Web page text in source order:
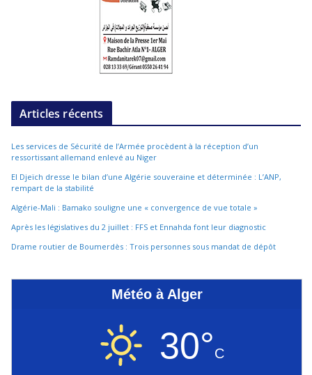
Articles récents
Les services de Sécurité de l’Armée procèdent à la réception d’un
ressortissant allemand enlevé au Niger
El Djeïch dresse le bilan d’une Algérie souveraine et déterminée : L’ANP,
rempart de la stabilité
Algérie-Mali : Bamako souligne une « convergence de vue totale »
Après les législatives du 2 juillet : FFS et Ennahda font leur diagnostic
Drame routier de Boumerdès : Trois personnes sous mandat de dépôt
Météo à Alger
30°C